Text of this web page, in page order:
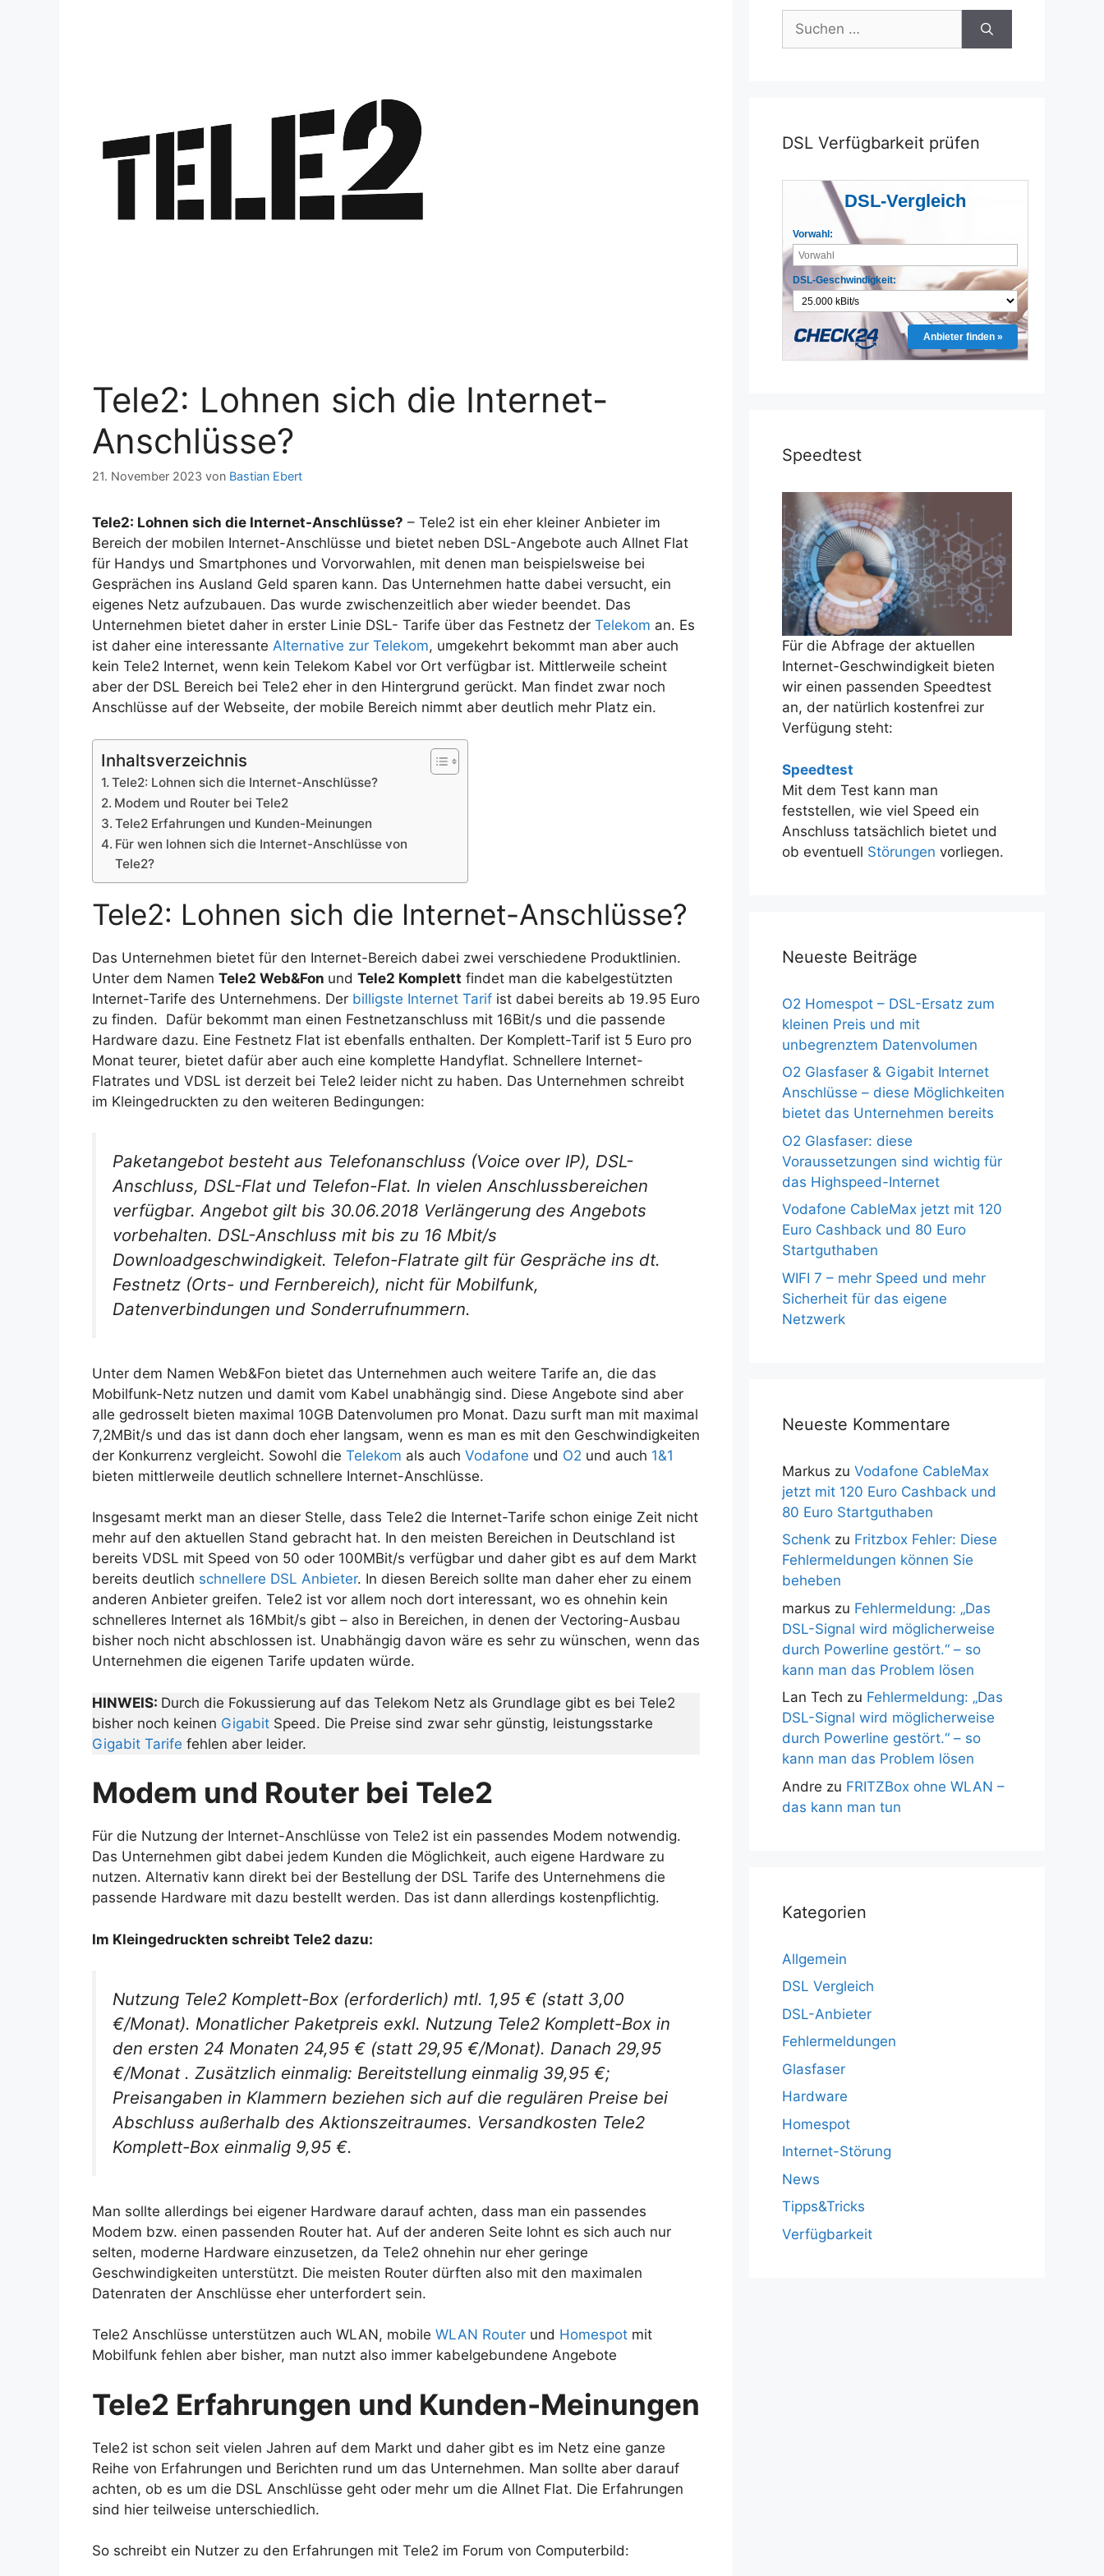
Tele2: Lohnen sich die Internet-
Anschlüsse?
21. November 2023 von Bastian Ebert
Tele2: Lohnen sich die Internet-Anschlüsse? – Tele2 ist ein eher kleiner Anbieter im
Bereich der mobilen Internet-Anschlüsse und bietet neben DSL-Angebote auch Allnet Flat
für Handys und Smartphones und Vorvorwahlen, mit denen man beispielsweise bei
Gesprächen ins Ausland Geld sparen kann. Das Unternehmen hatte dabei versucht, ein
eigenes Netz aufzubauen. Das wurde zwischenzeitlich aber wieder beendet. Das
Unternehmen bietet daher in erster Linie DSL- Tarife über das Festnetz der Telekom an. Es
ist daher eine interessante Alternative zur Telekom, umgekehrt bekommt man aber auch
kein Tele2 Internet, wenn kein Telekom Kabel vor Ort verfügbar ist. Mittlerweile scheint
aber der DSL Bereich bei Tele2 eher in den Hintergrund gerückt. Man findet zwar noch
Anschlüsse auf der Webseite, der mobile Bereich nimmt aber deutlich mehr Platz ein.
Inhaltsverzeichnis
Tele2: Lohnen sich die Internet-Anschlüsse?
Modem und Router bei Tele2
Tele2 Erfahrungen und Kunden-Meinungen
Für wen lohnen sich die Internet-Anschlüsse von
Tele2?
Tele2: Lohnen sich die Internet-Anschlüsse?
Das Unternehmen bietet für den Internet-Bereich dabei zwei verschiedene Produktlinien.
Unter dem Namen Tele2 Web&Fon und Tele2 Komplett findet man die kabelgestützten
Internet-Tarife des Unternehmens. Der billigste Internet Tarif ist dabei bereits ab 19.95 Euro
zu finden. Dafür bekommt man einen Festnetzanschluss mit 16Bit/s und die passende
Hardware dazu. Eine Festnetz Flat ist ebenfalls enthalten. Der Komplett-Tarif ist 5 Euro pro
Monat teurer, bietet dafür aber auch eine komplette Handyflat. Schnellere Internet-
Flatrates und VDSL ist derzeit bei Tele2 leider nicht zu haben. Das Unternehmen schreibt
im Kleingedruckten zu den weiteren Bedingungen:
Paketangebot besteht aus Telefonanschluss (Voice over IP), DSL-
Anschluss, DSL-Flat und Telefon-Flat. In vielen Anschlussbereichen
verfügbar. Angebot gilt bis 30.06.2018 Verlängerung des Angebots
vorbehalten. DSL-Anschluss mit bis zu 16 Mbit/s
Downloadgeschwindigkeit. Telefon-Flatrate gilt für Gespräche ins dt.
Festnetz (Orts- und Fernbereich), nicht für Mobilfunk,
Datenverbindungen und Sonderrufnummern.
Unter dem Namen Web&Fon bietet das Unternehmen auch weitere Tarife an, die das
Mobilfunk-Netz nutzen und damit vom Kabel unabhängig sind. Diese Angebote sind aber
alle gedrosselt bieten maximal 10GB Datenvolumen pro Monat. Dazu surft man mit maximal
7,2MBit/s und das ist dann doch eher langsam, wenn es man es mit den Geschwindigkeiten
der Konkurrenz vergleicht. Sowohl die Telekom als auch Vodafone und O2 und auch 1&1
bieten mittlerweile deutlich schnellere Internet-Anschlüsse.
Insgesamt merkt man an dieser Stelle, dass Tele2 die Internet-Tarife schon einige Zeit nicht
mehr auf den aktuellen Stand gebracht hat. In den meisten Bereichen in Deutschland ist
bereits VDSL mit Speed von 50 oder 100MBit/s verfügbar und daher gibt es auf dem Markt
bereits deutlich schnellere DSL Anbieter. In diesen Bereich sollte man daher eher zu einem
anderen Anbieter greifen. Tele2 ist vor allem noch dort interessant, wo es ohnehin kein
schnelleres Internet als 16Mbit/s gibt – also in Bereichen, in denen der Vectoring-Ausbau
bisher noch nicht abschlossen ist. Unabhängig davon wäre es sehr zu wünschen, wenn das
Unternehmen die eigenen Tarife updaten würde.
HINWEIS: Durch die Fokussierung auf das Telekom Netz als Grundlage gibt es bei Tele2
bisher noch keinen Gigabit Speed. Die Preise sind zwar sehr günstig, leistungsstarke
Gigabit Tarife fehlen aber leider.
Modem und Router bei Tele2
Für die Nutzung der Internet-Anschlüsse von Tele2 ist ein passendes Modem notwendig.
Das Unternehmen gibt dabei jedem Kunden die Möglichkeit, auch eigene Hardware zu
nutzen. Alternativ kann direkt bei der Bestellung der DSL Tarife des Unternehmens die
passende Hardware mit dazu bestellt werden. Das ist dann allerdings kostenpflichtig.
Im Kleingedruckten schreibt Tele2 dazu:
Nutzung Tele2 Komplett-Box (erforderlich) mtl. 1,95 € (statt 3,00
€/Monat). Monatlicher Paketpreis exkl. Nutzung Tele2 Komplett-Box in
den ersten 24 Monaten 24,95 € (statt 29,95 €/Monat). Danach 29,95
€/Monat . Zusätzlich einmalig: Bereitstellung einmalig 39,95 €;
Preisangaben in Klammern beziehen sich auf die regulären Preise bei
Abschluss außerhalb des Aktionszeitraumes. Versandkosten Tele2
Komplett-Box einmalig 9,95 €.
Man sollte allerdings bei eigener Hardware darauf achten, dass man ein passendes
Modem bzw. einen passenden Router hat. Auf der anderen Seite lohnt es sich auch nur
selten, moderne Hardware einzusetzen, da Tele2 ohnehin nur eher geringe
Geschwindigkeiten unterstützt. Die meisten Router dürften also mit den maximalen
Datenraten der Anschlüsse eher unterfordert sein.
Tele2 Anschlüsse unterstützen auch WLAN, mobile WLAN Router und Homespot mit
Mobilfunk fehlen aber bisher, man nutzt also immer kabelgebundene Angebote
Tele2 Erfahrungen und Kunden-Meinungen
Tele2 ist schon seit vielen Jahren auf dem Markt und daher gibt es im Netz eine ganze
Reihe von Erfahrungen und Berichten rund um das Unternehmen. Man sollte aber darauf
achten, ob es um die DSL Anschlüsse geht oder mehr um die Allnet Flat. Die Erfahrungen
sind hier teilweise unterschiedlich.
So schreibt ein Nutzer zu den Erfahrungen mit Tele2 im Forum von Computerbild:
Suchen
nach:
DSL Verfügbarkeit prüfen
DSL-Vergleich
Vorwahl:
DSL-Geschwindigkeit:
Anbieter finden »
Speedtest
Für die Abfrage der aktuellen
Internet-Geschwindigkeit bieten
wir einen passenden Speedtest
an, der natürlich kostenfrei zur
Verfügung steht:
Speedtest
Mit dem Test kann man
feststellen, wie viel Speed ein
Anschluss tatsächlich bietet und
ob eventuell Störungen vorliegen.
Neueste Beiträge
O2 Homespot – DSL-Ersatz zum
kleinen Preis und mit
unbegrenztem Datenvolumen
O2 Glasfaser & Gigabit Internet
Anschlüsse – diese Möglichkeiten
bietet das Unternehmen bereits
O2 Glasfaser: diese
Voraussetzungen sind wichtig für
das Highspeed-Internet
Vodafone CableMax jetzt mit 120
Euro Cashback und 80 Euro
Startguthaben
WIFI 7 – mehr Speed und mehr
Sicherheit für das eigene
Netzwerk
Neueste Kommentare
Markus zu Vodafone CableMax
jetzt mit 120 Euro Cashback und
80 Euro Startguthaben
Schenk zu Fritzbox Fehler: Diese
Fehlermeldungen können Sie
beheben
markus zu Fehlermeldung: „Das
DSL-Signal wird möglicherweise
durch Powerline gestört.“ – so
kann man das Problem lösen
Lan Tech zu Fehlermeldung: „Das
DSL-Signal wird möglicherweise
durch Powerline gestört.“ – so
kann man das Problem lösen
Andre zu FRITZBox ohne WLAN –
das kann man tun
Kategorien
Allgemein
DSL Vergleich
DSL-Anbieter
Fehlermeldungen
Glasfaser
Hardware
Homespot
Internet-Störung
News
Tipps&Tricks
Verfügbarkeit